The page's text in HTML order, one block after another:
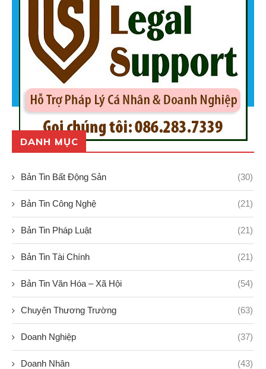
DANH MỤC
Bản Tin Bất Động Sản (30)
Bản Tin Công Nghệ (21)
Bản Tin Pháp Luật (21)
Bản Tin Tài Chính (21)
Bản Tin Văn Hóa – Xã Hội (54)
Chuyện Thương Trường (63)
Doanh Nghiệp (37)
Doanh Nhân (43)